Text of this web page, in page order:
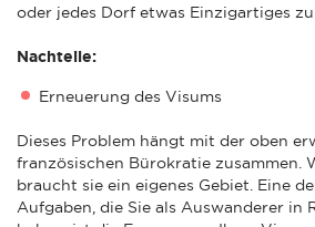
oder jedes Dorf etwas Einzigartiges
Nachteile:
Erneuerung des Visums
Dieses Problem hängt mit der oben
französischen Bürokratie zusammen.
braucht sie ein eigenes Gebiet. Eine
Aufgaben, die Sie als Auswanderer in